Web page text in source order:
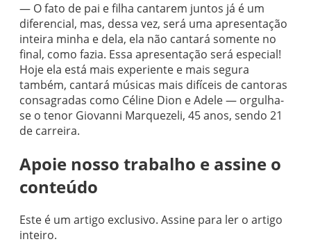
— O fato de pai e filha cantarem juntos já é um
diferencial, mas, dessa vez, será uma apresentação
inteira minha e dela, ela não cantará somente no
final, como fazia. Essa apresentação será especial!
Hoje ela está mais experiente e mais segura
também, cantará músicas mais difíceis de cantoras
consagradas como Céline Dion e Adele — orgulha-
se o tenor Giovanni Marquezeli, 45 anos, sendo 21
de carreira.
Apoie nosso trabalho e assine o
conteúdo
Este é um artigo exclusivo. Assine para ler o artigo
inteiro.